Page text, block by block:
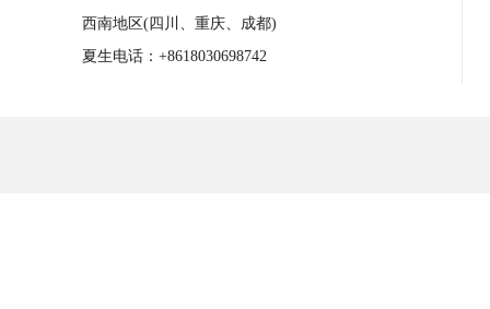
西南地区(四川、重庆、成都)
夏生电话：+8618030698742